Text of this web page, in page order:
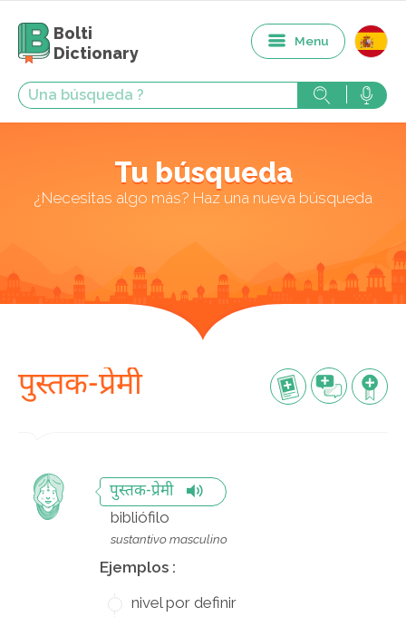
Bolti
Dictionary
Menu
Tu búsqueda
¿Necesitas algo más? Haz una nueva búsqueda
पुस्तक-प्रेमी
पुस्तक-प्रेमी
bibliófilo
sustantivo masculino
Ejemplos :
nivel por definir